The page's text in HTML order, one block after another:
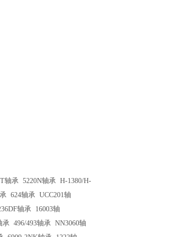
轴承 5220N轴承 H-1380/H-
624轴承 UCC201轴
轴承
16003轴
承 496/493轴承 NN3060轴